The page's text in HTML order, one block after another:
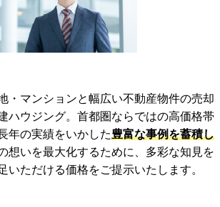
・マンションと幅広い不動産物件の売却
ハウジング。首都圏ならではの高価格帯
年の実績をいかした豊富な事例を蓄積し
想いを最大化するために、多彩な知見を
いただける価格をご提示いたします。